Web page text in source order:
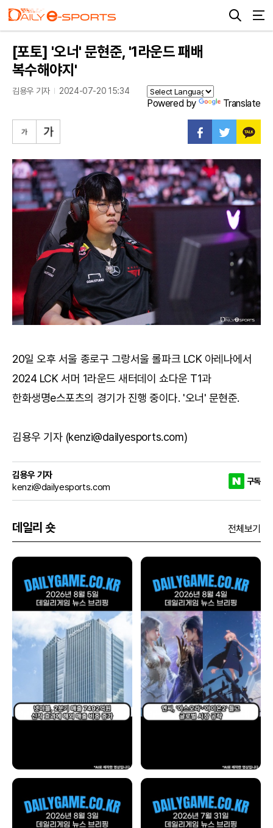
[포토] '오너' 문현준, '1라운드 패배
복수해야지'
김용우 기자 2024-07-20 15:34
Powered by Translate
20일 오후 서울 종로구 그랑서울 롤파크 LCK 아레나에서
2024 LCK 서머 1라운드 새터데이 쇼다운 T1과
한화생명e스포츠의 경기가 진행 중이다. '오너' 문현준.
김용우 기자 (kenzi@dailyesports.com)
김용우 기자
kenzi@dailyesports.com
구독
데일리 숏 전체보기